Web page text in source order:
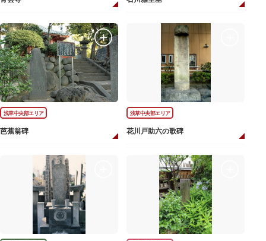
浅草中央部エリア
芭蕉翁碑
浅草中央部エリア
花川戸助六の歌碑